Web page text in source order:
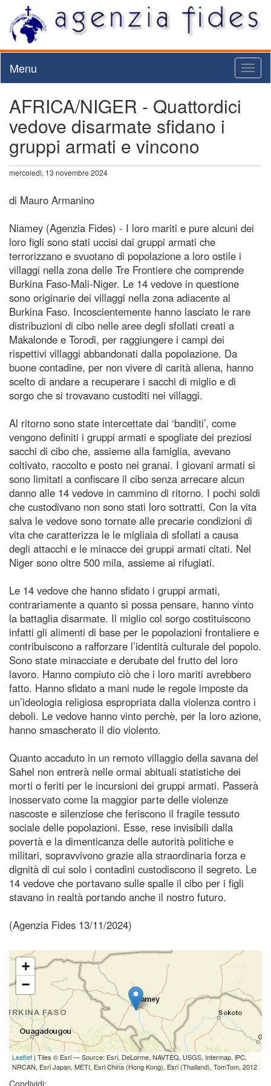
Menu
AFRICA/NIGER - Quattordici
vedove disarmate sfidano i
gruppi armati e vincono
mercoledì, 13 novembre 2024
di Mauro Armanino
Niamey (Agenzia Fides) - I loro mariti e pure alcuni dei
loro figli sono stati uccisi dai gruppi armati che
terrorizzano e svuotano di popolazione a loro ostile i
villaggi nella zona delle Tre Frontiere che comprende
Burkina Faso-Mali-Niger. Le 14 vedove in questione
sono originarie dei villaggi nella zona adiacente al
Burkina Faso. Incoscientemente hanno lasciato le rare
distribuzioni di cibo nelle aree degli sfollati creati a
Makalonde e Torodi, per raggiungere i campi dei
rispettivi villaggi abbandonati dalla popolazione. Da
buone contadine, per non vivere di carità aliena, hanno
scelto di andare a recuperare i sacchi di miglio e di
sorgo che si trovavano custoditi nei villaggi.
Al ritorno sono state intercettate dai ‘banditi’, come
vengono definiti i gruppi armati e spogliate dei preziosi
sacchi di cibo che, assieme alla famiglia, avevano
coltivato, raccolto e posto nei granai. I giovani armati si
sono limitati a confiscare il cibo senza arrecare alcun
danno alle 14 vedove in cammino di ritorno. I pochi soldi
che custodivano non sono stati loro sottratti. Con la vita
salva le vedove sono tornate alle precarie condizioni di
vita che caratterizza le le migliaia di sfollati a causa
degli attacchi e le minacce dei gruppi armati citati. Nel
Niger sono oltre 500 mila, assieme ai rifugiati.
Le 14 vedove che hanno sfidato i gruppi armati,
contrariamente a quanto si possa pensare, hanno vinto
la battaglia disarmate. Il miglio col sorgo costituiscono
infatti gli alimenti di base per le popolazioni frontaliere e
contribuiscono a rafforzare l’identità culturale del popolo.
Sono state minacciate e derubate del frutto del loro
lavoro. Hanno compiuto ciò che i loro mariti avrebbero
fatto. Hanno sfidato a mani nude le regole imposte da
un’ideologia religiosa espropriata dalla violenza contro i
deboli. Le vedove hanno vinto perchè, per la loro azione,
hanno smascherato il dio violento.
Quanto accaduto in un remoto villaggio della savana del
Sahel non entrerà nelle ormai abituali statistiche dei
morti o feriti per le incursioni dei gruppi armati. Passerà
inosservato come la maggior parte delle violenze
nascoste e silenziose che feriscono il fragile tessuto
sociale delle popolazioni. Esse, rese invisibili dalla
povertà e la dimenticanza delle autorità politiche e
militari, sopravvivono grazie alla straordinaria forza e
dignità di cui solo i contadini custodiscono il segreto. Le
14 vedove che portavano sulle spalle il cibo per i figli
stavano in realtà portando anche il nostro futuro.
(Agenzia Fides 13/11/2024)
+
−
Leaflet | Tiles © Esri — Source: Esri, DeLorme, NAVTEQ, USGS, Intermap, iPC,
NRCAN, Esri Japan, METI, Esri China (Hong Kong), Esri (Thailand), TomTom, 2012
Condividi: